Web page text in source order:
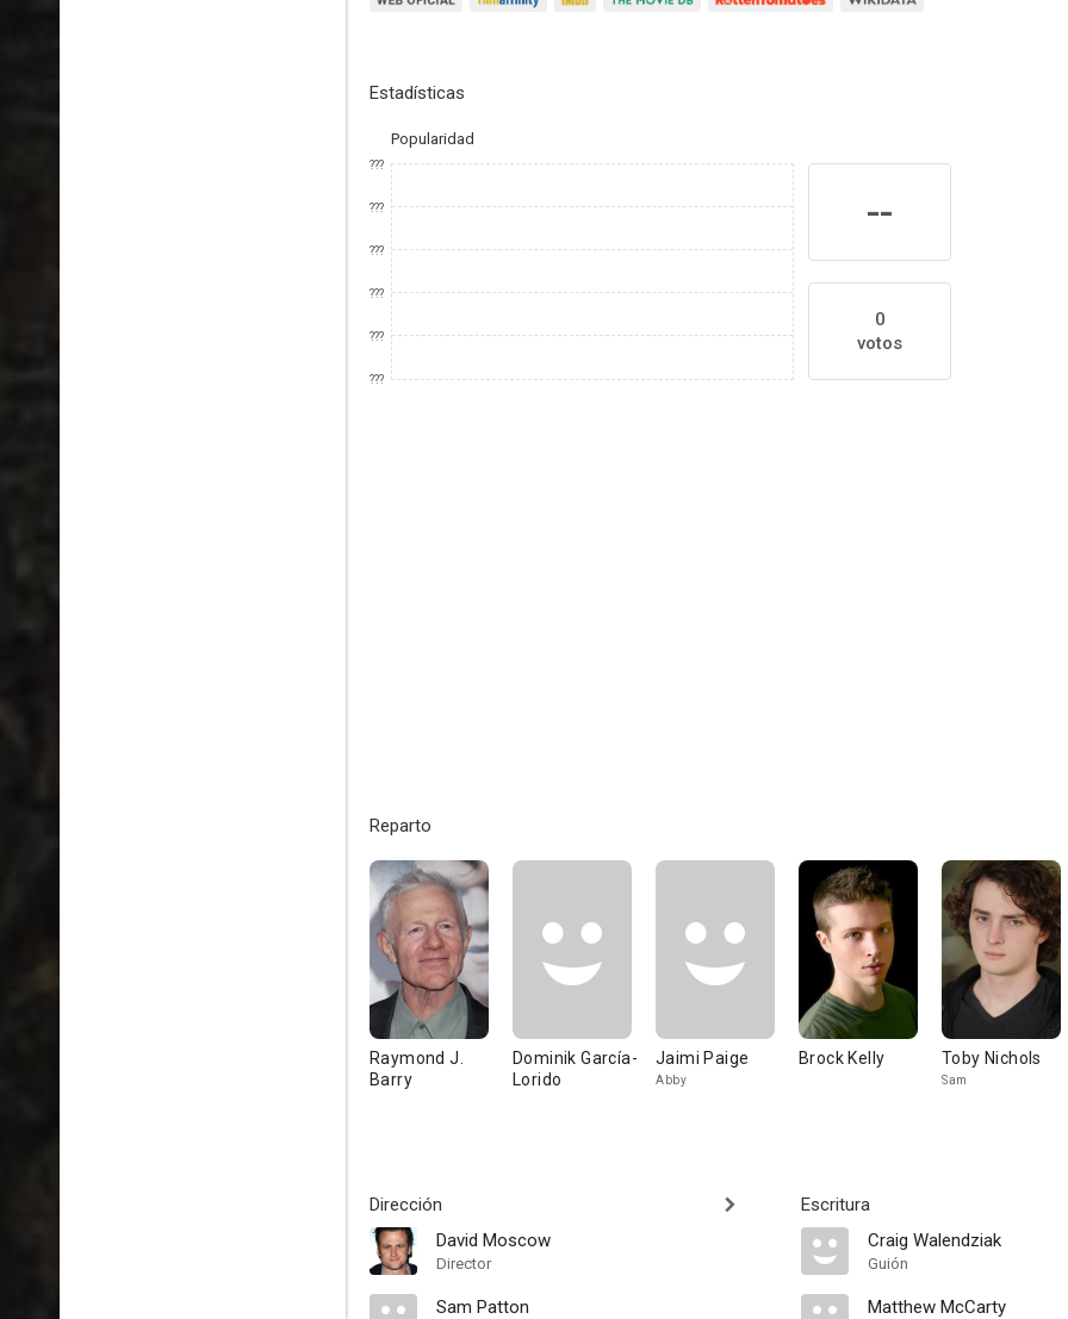
Estadísticas
Popularidad
???
???
???
???
???
???
--
0
votos
Reparto
Raymond J.
Barry
Dominik García-
Lorido
Jaimi Paige
Abby
Brock Kelly Toby Nichols
Sam
Dirección
David Moscow
Director
Sam Patton
Escritura
Craig Walendziak
Guión
Matthew McCarty